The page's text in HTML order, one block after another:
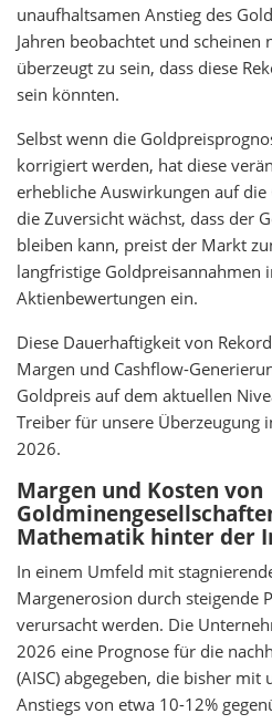
unaufhaltsamen Anstieg des
Jahren beobachtet und scheinen
überzeugt zu sein, dass diese
sein könnten.
Selbst wenn die
korrigiert werden, hat diese
erhebliche Auswirkungen auf
die Zuversicht wächst, dass der
bleiben kann, preist der Markt
langfristige Goldpreisannahmen
Aktienbewertungen ein.
Diese Dauerhaftigkeit von
Margen und Cashflow-
Goldpreis auf dem aktuellen
Treiber für unsere Überzeugung
2026.
Margen und Kosten von
Mathematik hinter der
In einem Umfeld mit
Margenerosion durch steigende
verursacht werden. Die
2026 eine Prognose für die
(AISC) abgegeben, die bisher
Anstiegs von etwa 10-12%